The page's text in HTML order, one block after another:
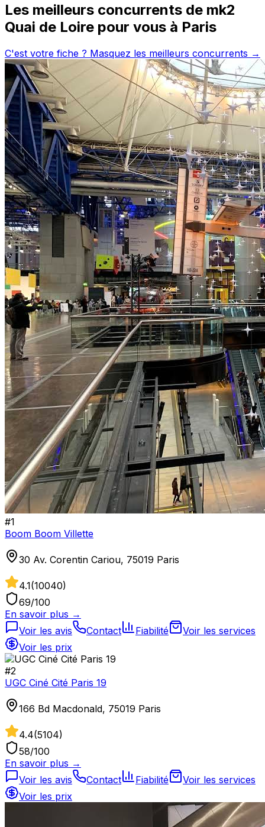
Les meilleurs concurrents de mk2
Quai de Loire pour vous à Paris
C'est votre fiche ? Masquez les meilleurs concurrents →
#1
Boom Boom Villette
30 Av. Corentin Cariou, 75019 Paris
4.1(10040)
69/100
En savoir plus →
Voir les avis
Contact Fiabilité
Voir les services
Voir les prix
#2
UGC Ciné Cité Paris 19
166 Bd Macdonald, 75019 Paris
4.4(5104)
58/100
En savoir plus →
Voir les avis
Contact Fiabilité
Voir les services
Voir les prix